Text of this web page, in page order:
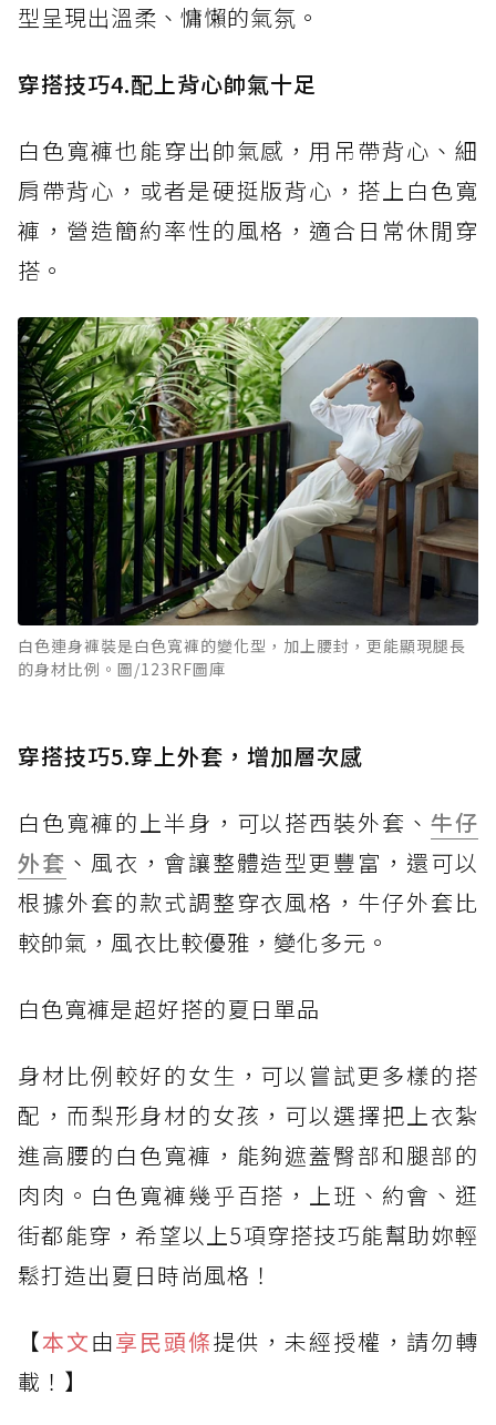
型呈現出溫柔、慵懶的氣氛。
穿搭技巧4.配上背心帥氣十足
白色寬褲也能穿出帥氣感，用吊帶背心、細
肩帶背心，或者是硬挺版背心，搭上白色寬
褲，營造簡約率性的風格，適合日常休閒穿
搭。
白色連身褲裝是白色寬褲的變化型，加上腰封，更能顯現腿長
的身材比例。圖/123RF圖庫
穿搭技巧5.穿上外套，增加層次感
白色寬褲的上半身，可以搭西裝外套、牛仔
外套 、風衣，會讓整體造型更豐富，還可以
根據外套的款式調整穿衣風格，牛仔外套比
較帥氣，風衣比較優雅，變化多元。
白色寬褲是超好搭的夏日單品
身材比例較好的女生，可以嘗試更多樣的搭
配，而梨形身材的女孩，可以選擇把上衣紮
進高腰的白色寬褲，能夠遮蓋臀部和腿部的
肉肉。白色寬褲幾乎百搭，上班、約會、逛
街都能穿，希望以上5項穿搭技巧能幫助妳輕
鬆打造出夏日時尚風格！
【本文由享民頭條提供，未經授權，請勿轉
載！】